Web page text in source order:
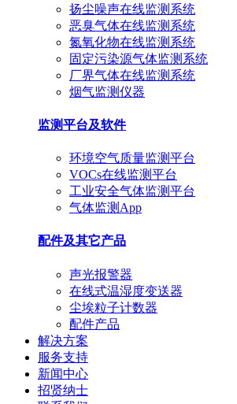
扬尘噪声在线监测系统
恶臭气体在线监测系统
氮氧化物在线监测系统
固定污染源气体监测系统
厂界气体在线监测系统
烟气监测仪器
监测平台及软件
环境空气质量监测平台
VOCs在线监测平台
工业安全气体监测平台
气体监测App
配件及其它产品
声光报警器
在线式温湿度变送器
尘埃粒子计数器
配件产品
解决方案
服务支持
新闻中心
招贤纳士